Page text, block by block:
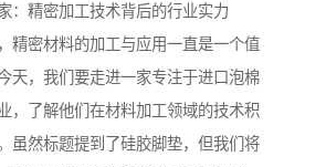
：精密加工技术背后的行业实力
精密材料的加工与应用一直是一个值
天，我们要走进一家专注于进口泡棉
，了解他们在材料加工领域的技术积
虽然标题提到了硅胶脚垫，但我们将